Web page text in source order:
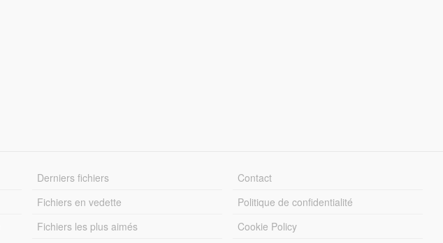
Derniers fichiers
Fichiers en vedette
Fichiers les plus aimés
Contact
Politique de confidentialité
Cookie Policy